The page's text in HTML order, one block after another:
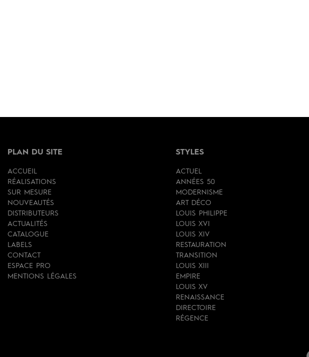
PLAN DU SITE
ACCUEIL
RÉALISATIONS
SUR MESURE
NOUVEAUTÉS
DISTRIBUTEURS
ACTUALITÉS
CATALOGUE
LABELS
CONTACT
ESPACE PRO
MENTIONS LÉGALES
STYLES
ACTUEL
ANNÉES 50
MODERNISME
ART DÉCO
LOUIS PHILIPPE
LOUIS XVI
LOUIS XIV
RESTAURATION
TRANSITION
LOUIS XIII
EMPIRE
LOUIS XV
RENAISSANCE
DIRECTOIRE
RÉGENCE